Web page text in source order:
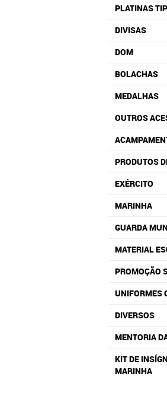
PLATINAS
DIVISAS
DOM
BOLACHAS
MEDALHAS
OUTROS
PRODUTOS
EXÉRCITO
MARINHA
GUARDA
MATERIAL
PROMOÇÃO
UNIFORMES
DIVERSOS
MENTORIA
KIT DE
MARINHA